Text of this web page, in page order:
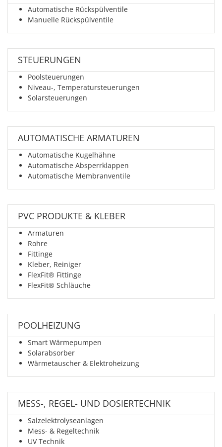
Automatische Rückspülventile
Manuelle Rückspülventile
STEUERUNGEN
Poolsteuerungen
Niveau-, Temperatursteuerungen
Solarsteuerungen
AUTOMATISCHE ARMATUREN
Automatische Kugelhähne
Automatische Absperrklappen
Automatische Membranventile
PVC PRODUKTE & KLEBER
Armaturen
Rohre
Fittinge
Kleber, Reiniger
FlexFit® Fittinge
FlexFit® Schläuche
POOLHEIZUNG
Smart Wärmepumpen
Solarabsorber
Wärmetauscher & Elektroheizung
MESS-, REGEL- UND DOSIERTECHNIK
Salzelektrolyseanlagen
Mess- & Regeltechnik
UV Technik